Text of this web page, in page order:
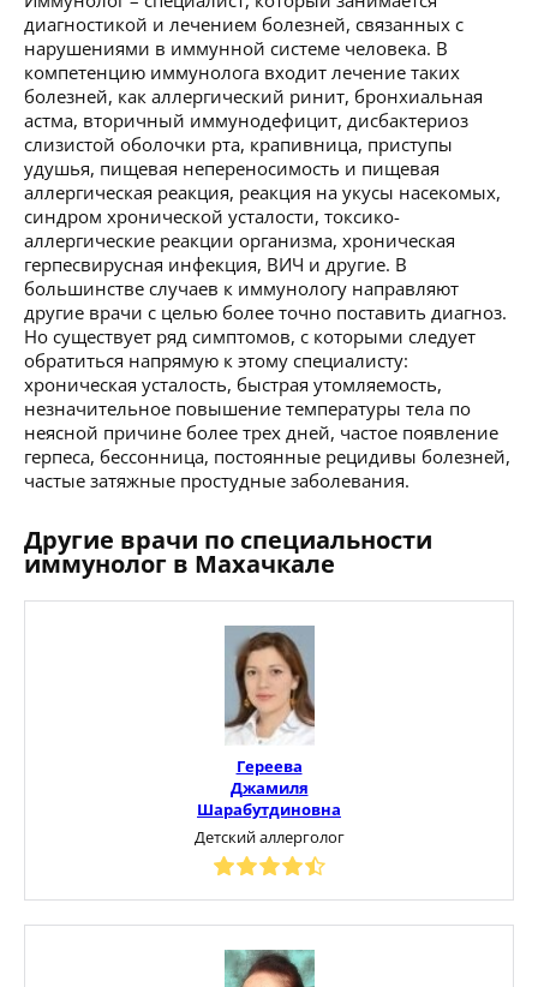
диагностикой и лечением болезней, связанных с
нарушениями в иммунной системе человека. В
компетенцию иммунолога входит лечение таких
болезней, как аллергический ринит, бронхиальная
астма, вторичный иммунодефицит, дисбактериоз
слизистой оболочки рта, крапивница, приступы
удушья, пищевая непереносимость и пищевая
аллергическая реакция, реакция на укусы насекомых,
синдром хронической усталости, токсико-
аллергические реакции организма, хроническая
герпесвирусная инфекция, ВИЧ и другие. В
большинстве случаев к иммунологу направляют
другие врачи с целью более точно поставить диагноз.
Но существует ряд симптомов, с которыми следует
обратиться напрямую к этому специалисту:
хроническая усталость, быстрая утомляемость,
незначительное повышение температуры тела по
неясной причине более трех дней, частое появление
герпеса, бессонница, постоянные рецидивы болезней,
частые затяжные простудные заболевания.
Другие врачи по специальности
иммунолог в Махачкале
Гереева
Джамиля
Шарабутдиновна
Детский аллерголог